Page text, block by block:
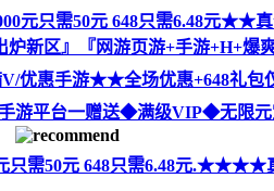
元只需50元 648只需6.48元
新区』『网游页游+手游+H+爆爽
惠手游★★全场优惠+648礼包仅
手游平台一赠送◆满级VIP◆无限
只需50元 648只需6.48元